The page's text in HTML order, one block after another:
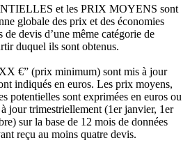
et les PRIX MOYENS sont
globale des prix et des économies
de devis d’une même catégorie de
duquel ils sont obtenus.
€” (prix minimum) sont mis à jour
indiqués en euros. Les prix moyens,
potentielles sont exprimées en euros ou
jour trimestriellement (1er janvier, 1er
sur la base de 12 mois de données
reçu au moins quatre devis.